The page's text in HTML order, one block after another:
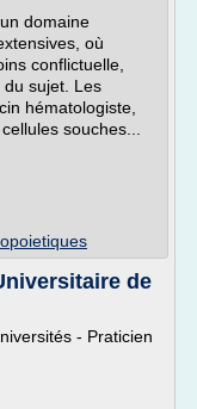
domaine
où
conflictuelle,
du sujet. Les
hématologiste,
souches...
de
- Praticien